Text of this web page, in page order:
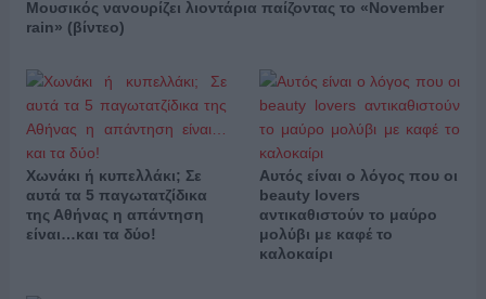
Μουσικός νανουρίζει λιοντάρια παίζοντας το «November
rain» (βίντεο)
Χωνάκι ή κυπελλάκι; Σε
αυτά τα 5 παγωτατζίδικα
της Αθήνας η απάντηση
είναι…και τα δύο!
Αυτός είναι ο λόγος που οι
beauty lovers
αντικαθιστούν το μαύρο
μολύβι με καφέ το
καλοκαίρι